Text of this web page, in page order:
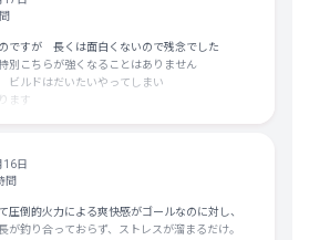
も見返りとなるものが成長の足しとなるようなボ
のステージ…
仕事のような印象を受けます。
なのに…
ですが 長くは面白くないので残念でした
別こちらが強くなることはありません
ビルドはだいたいやってしまい
ます
ですが
ており
ぬし 強い同じビルドとかだとただの焼き直しで
とちょっと損と感じた印象です
日
間
圧倒的火力による爽快感がゴールなのに対し、
が釣り合っておらず、ストレスが溜まるだけ。